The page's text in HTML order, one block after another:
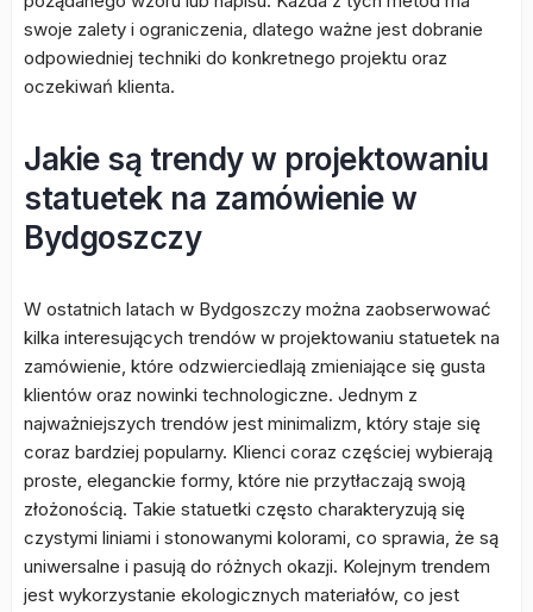
swoje zalety i ograniczenia, dlatego ważne jest dobranie
odpowiedniej techniki do konkretnego projektu oraz
oczekiwań klienta.
Jakie są trendy w projektowaniu
statuetek na zamówienie w
Bydgoszczy
W ostatnich latach w Bydgoszczy można zaobserwować
kilka interesujących trendów w projektowaniu statuetek na
zamówienie, które odzwierciedlają zmieniające się gusta
klientów oraz nowinki technologiczne. Jednym z
najważniejszych trendów jest minimalizm, który staje się
coraz bardziej popularny. Klienci coraz częściej wybierają
proste, eleganckie formy, które nie przytłaczają swoją
złożonością. Takie statuetki często charakteryzują się
czystymi liniami i stonowanymi kolorami, co sprawia, że są
uniwersalne i pasują do różnych okazji. Kolejnym trendem
jest wykorzystanie ekologicznych materiałów, co jest